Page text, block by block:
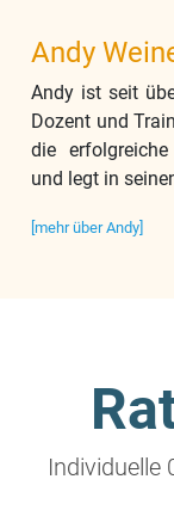
Andy
Andy ist seit
Dozent und
die
und legt in
[mehr über Andy]
Individuelle